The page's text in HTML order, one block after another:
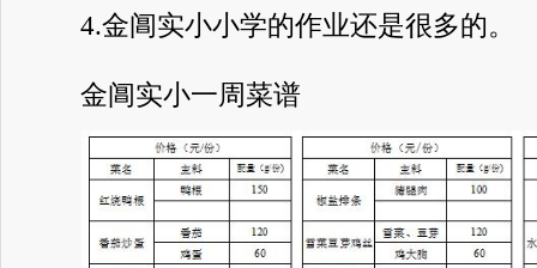
4.金阊实小小学的作业还是很多的。
金阊实小一周菜谱